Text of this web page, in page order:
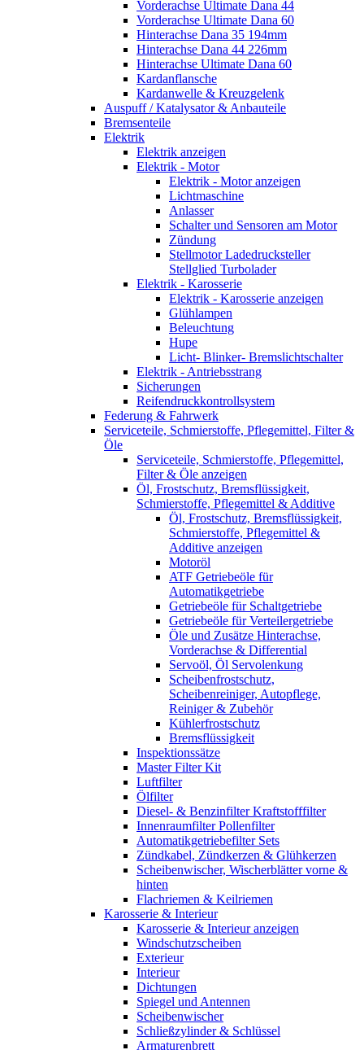
Vorderachse Ultimate Dana 44
Vorderachse Ultimate Dana 60
Hinterachse Dana 35 194mm
Hinterachse Dana 44 226mm
Hinterachse Ultimate Dana 60
Kardanflansche
Kardanwelle & Kreuzgelenk
Auspuff / Katalysator & Anbauteile
Bremsenteile
Elektrik
Elektrik anzeigen
Elektrik - Motor
Elektrik - Motor anzeigen
Lichtmaschine
Anlasser
Schalter und Sensoren am Motor
Zündung
Stellmotor Ladedrucksteller
Stellglied Turbolader
Elektrik - Karosserie
Elektrik - Karosserie anzeigen
Glühlampen
Beleuchtung
Hupe
Licht- Blinker- Bremslichtschalter
Elektrik - Antriebsstrang
Sicherungen
Reifendruckkontrollsystem
Federung & Fahrwerk
Serviceteile, Schmierstoffe, Pflegemittel, Filter &
Öle
Serviceteile, Schmierstoffe, Pflegemittel,
Filter & Öle anzeigen
Öl, Frostschutz, Bremsflüssigkeit,
Schmierstoffe, Pflegemittel & Additive
Öl, Frostschutz, Bremsflüssigkeit,
Schmierstoffe, Pflegemittel &
Additive anzeigen
Motoröl
ATF Getriebeöle für
Automatikgetriebe
Getriebeöle für Schaltgetriebe
Getriebeöle für Verteilergetriebe
Öle und Zusätze Hinterachse,
Vorderachse & Differential
Servoöl, Öl Servolenkung
Scheibenfrostschutz,
Scheibenreiniger, Autopflege,
Reiniger & Zubehör
Kühlerfrostschutz
Bremsflüssigkeit
Inspektionssätze
Master Filter Kit
Luftfilter
Ölfilter
Diesel- & Benzinfilter Kraftstofffilter
Innenraumfilter Pollenfilter
Automatikgetriebefilter Sets
Zündkabel, Zündkerzen & Glühkerzen
Scheibenwischer, Wischerblätter vorne &
hinten
Flachriemen & Keilriemen
Karosserie & Interieur
Karosserie & Interieur anzeigen
Windschutzscheiben
Exterieur
Interieur
Dichtungen
Spiegel und Antennen
Scheibenwischer
Schließzylinder & Schlüssel
Armaturenbrett